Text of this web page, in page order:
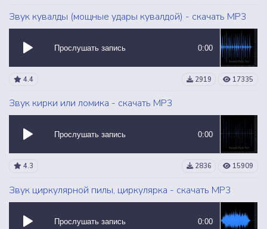
Звук кувалды (мощные удары кувалдой) - скачать MP3
Прослушать запись 0:00
4.4 2919 17335
Звук кирки или ломика - скачать MP3
Прослушать запись 0:00
4.3 2836 15909
Звук циркулярной пилы, циркулярка - скачать MP3
Прослушать запись 0:00